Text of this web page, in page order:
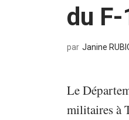
du
par Janine
Le
militaires à